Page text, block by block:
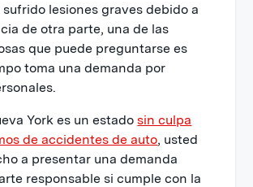
sufrido lesiones graves debido a
de otra parte, una de las
que puede preguntarse es
toma una demanda por
York es un estadosin culpa
de accidentes de auto, usted
a presentar una demanda
responsable si cumple con la